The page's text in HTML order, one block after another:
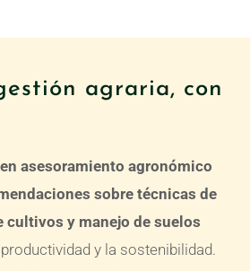
agraria, con
asesoramiento agronómico
sobre técnicas de
cultivos y manejo de suelos
y la sostenibilidad.